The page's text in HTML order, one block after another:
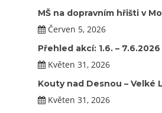
MŠ na dopravním hřišti v
Červen 5, 2026
Přehled akcí: 1.6. –
Květen 31, 2026
Kouty nad Desnou – Velké
Květen 31, 2026